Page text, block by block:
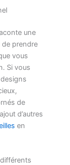
une
de prendre
vous
Si vous
de
d’autres
en